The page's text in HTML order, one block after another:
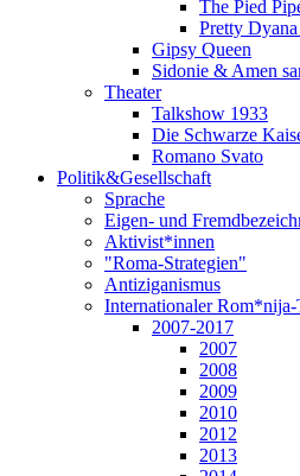
The Pied
Pretty
Gipsy Queen
Sidonie & Amen
Theater
Talkshow 1933
Die Schwarze
Romano Svato
Politik&Gesellschaft
Sprache
Eigen- und
Aktivist*innen
"Roma-Strategien"
Antiziganismus
Internationaler Rom*nija-
2007-2017
2007
2008
2009
2010
2012
2013